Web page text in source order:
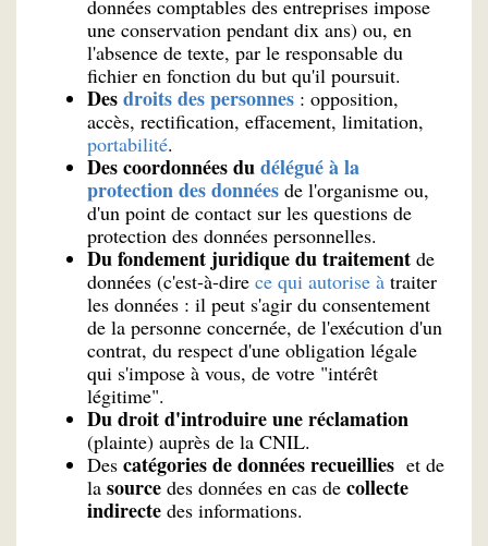
données comptables des entreprises impose
une conservation pendant dix ans) ou, en
l'absence de texte, par le responsable du
fichier en fonction du but qu'il poursuit.
Desdroits des personnes : opposition,
accès, rectification, effacement, limitation,
portabilité.
Des coordonnées dudélégué à la
protection des données de l'organisme ou,
d'un point de contact sur les questions de
protection des données personnelles.
Du fondement juridique du traitement de
données (c'est-à-dire ce qui autorise à traiter
les données : il peut s'agir du consentement
de la personne concernée, de l'exécution d'un
contrat, du respect d'une obligation légale
qui s'impose à vous, de votre "intérêt
légitime".
Du droit d'introduire une réclamation
(plainte) auprès de la CNIL.
Des catégories de données recueillies et de
la source des données en cas de collecte
indirecte des informations.